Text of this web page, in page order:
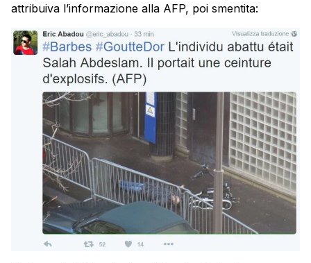
attribuiva l’informazione alla AFP, poi smentita: